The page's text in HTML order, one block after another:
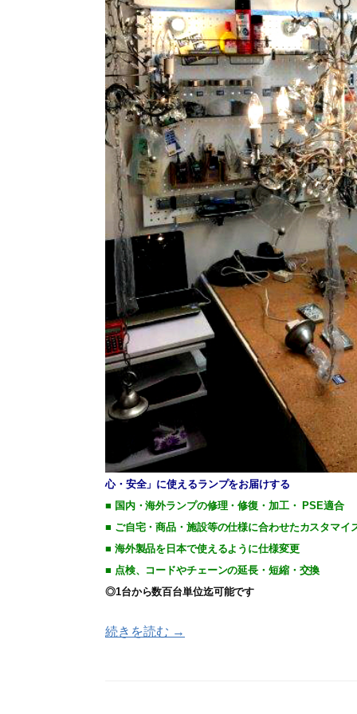
心・安全」に使えるランプをお届けする
■ 国内・海外ランプの修理・修復・加工・ PSE適合
■ ご自宅・商品・施設等の仕様に合わせたカスタマイ
■ 海外製品を日本で使えるように仕様変更
■ 点検、コードやチェーンの延長・短縮・交換
◎1台から数百台単位迄可能です
続きを読む →